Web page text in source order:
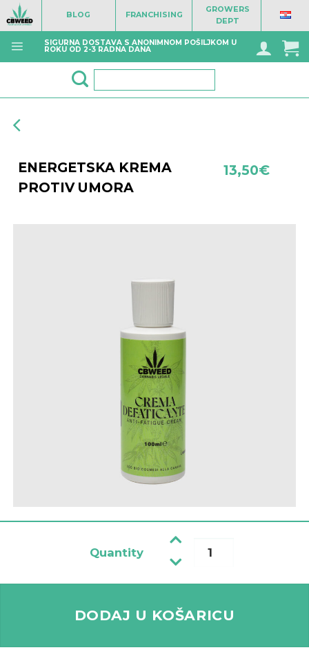
Skip
to
content
BLOG FRANCHISING
GROWERS
DEPT
SIGURNA DOSTAVA S ANONIMNOM POŠILJKOM U
ROKU OD 2-3 RADNA DANA
ENERGETSKA KREMA
PROTIV UMORA
13,50€
Quantity
DODAJ U KOŠARICU